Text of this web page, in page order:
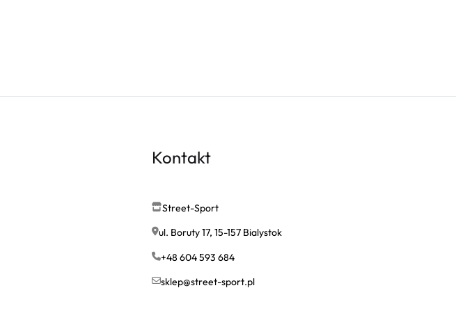
Kontakt
Street-Sport
ul. Boruty 17, 15-157 Bialystok
+48 604 593 684
sklep@street-sport.pl